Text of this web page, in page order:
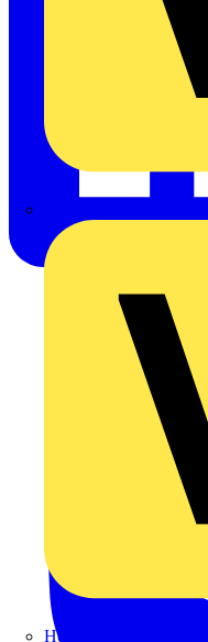
Heinrich Häusler GmbH